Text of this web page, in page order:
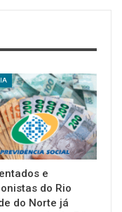
e
do Rio
do Norte já